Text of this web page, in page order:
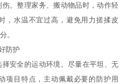
。整理家务、搬动物品时，动作轻
，水温不宜过高，避免用力搓揉皮
。
防护
安全的运动环境。尽量在平坦、无
项目特点，主动佩戴必要的防护用